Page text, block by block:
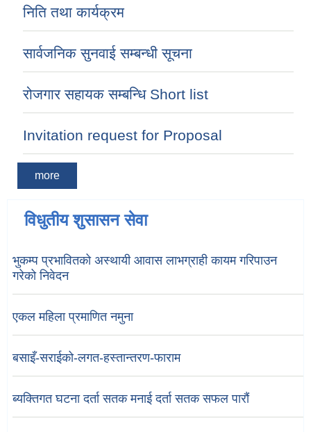
निति तथा कार्यक्रम
सार्वजनिक सुनवाई सम्बन्धी सूचना
रोजगार सहायक सम्बन्धि Short list
Invitation request for Proposal
more
विधुतीय शुसासन सेवा
भुकम्प प्रभावितको अस्थायी आवास लाभग्राही कायम गरिपाउन
गरेको निवेदन
एकल महिला प्रमाणित नमुना
बसाइँ-सराईको-लगत-हस्तान्तरण-फाराम
ब्यक्तिगत घटना दर्ता सतक मनाई दर्ता सतक सफल पारौं